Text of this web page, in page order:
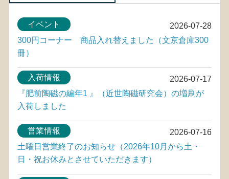
2026-07-28
イベント
300円コーナー 商品入れ替えました（文京倉庫300
冊）
2026-07-17
入荷情報
『肥前陶磁の編年1 』（近世陶磁研究会）の増刷が
入荷しました
2026-07-16
営業情報
土曜日営業終了のお知らせ（2026年10月から土・
日・祝お休みとさせていただきます）